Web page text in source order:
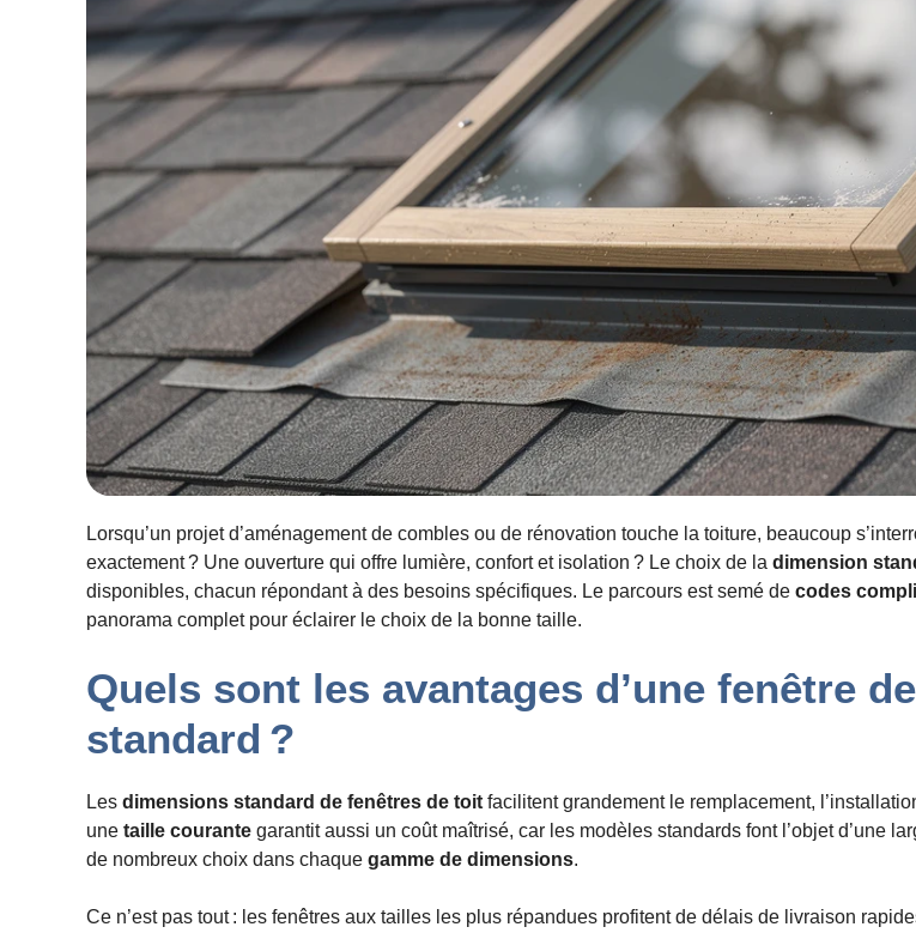
Lorsqu’un projet d’aménagement de combles ou de rénovation touche la toiture, beaucoup
exactement ? Une ouverture qui offre lumière, confort et isolation ? Le choix de la dimension
disponibles, chacun répondant à des besoins spécifiques. Le parcours est semé de codes
panorama complet pour éclairer le choix de la bonne taille.
Quels sont les avantages d’une fenêtre
standard ?
Les dimensions standard de fenêtres de toit facilitent grandement le remplacement,
une taille courante garantit aussi un coût maîtrisé, car les modèles standards font l’objet d’une
de nombreux choix dans chaque gamme de dimensions.
Ce n’est pas tout : les fenêtres aux tailles les plus répandues profitent de délais de livraison